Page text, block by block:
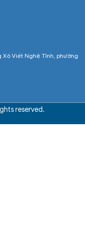
Xô Viết Nghệ Tĩnh, phường
reserved.